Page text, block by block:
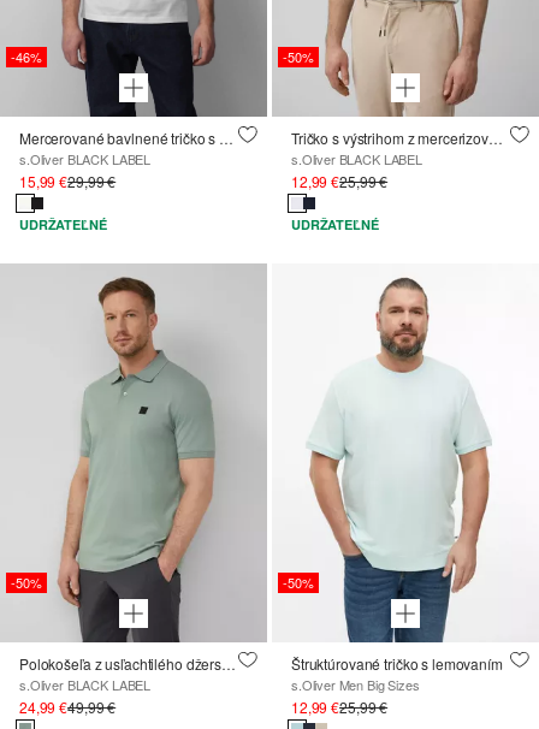
-46%
Mercerované bavlnené tričko s detailom loga
s.Oliver BLACK LABEL
15,99 €29,99 €
UDRŽATEĽNÉ
-50%
Tričko s výstrihom z mercerizovaného bavlneného džerseja
s.Oliver BLACK LABEL
12,99 €25,99 €
UDRŽATEĽNÉ
-50%
Polokošeľa z usľachtilého džerseja
s.Oliver BLACK LABEL
24,99 €49,99 €
-50%
Štruktúrované tričko s lemovaním
s.Oliver Men Big Sizes
12,99 €25,99 €